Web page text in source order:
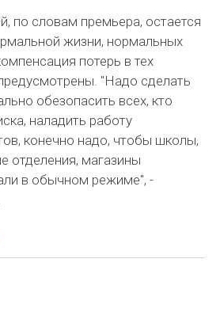
по словам премьера, остается
жизни, нормальных
потерь в тех
"Надо сделать
обезопасить всех, кто
наладить работу
конечно надо, чтобы школы,
отделения, магазины
в обычном режиме", -